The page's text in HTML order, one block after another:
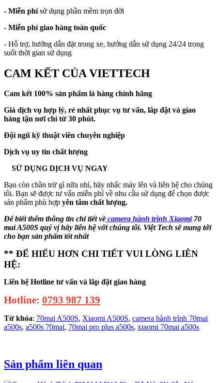
- Miễn phísử dụng phần mềm trọn đời
- Miễn phí giao hàng toàn quốc
- Hỗ trợ, hướng dẫn đặt trong xe, hướng dẫn sử dụng 24/24 trong
suốt thời gian sử dụng
CAM KẾT CỦA VIETTECH
Cam kết 100% sản phẩm là hàng chính hãng
Giá dịch vụ hợp lý, rẻ nhất phục vụ tư vấn, lắp đặt và giao
hàng tận nơi chỉ từ 30 phút.
Đội ngũ kỹ thuật viên chuyên nghiệp
Dịch vụ uy tín chất lượng
SỬ DỤNG DỊCH VỤ NGAY
Bạn còn chần trừ gì nữa nhỉ, hãy nhấc máy lên và liên hệ cho chúng
tôi. Bạn sẽ được tư vấn miễn phí về nhu cầu sử dụng để chọn được
sản phẩm phù hợp yên tâm chất lượng.
Để biết thêm thông tin chi tiết về camera hành trình Xiaomi 70
mai A500S quý vị hãy liên hệ với chúng tôi. Việt Tech sẽ mang tới
cho bạn sản phẩm tốt nhất
** ĐỂ HIỂU HƠN CHI TIẾT VUI LÒNG LIÊN
HỆ:
Liên hệ Hotline tư vấn và lắp đặt giao hàng
Hotline: 0793 987 139
Từ khóa: 70mai A500S, Xiaomi A500S, camera hành trình 70mai
a500s, a500s 70mai, 70mai pro plus a500s, xiaomi 70mai a500s
Sản phẩm liên quan